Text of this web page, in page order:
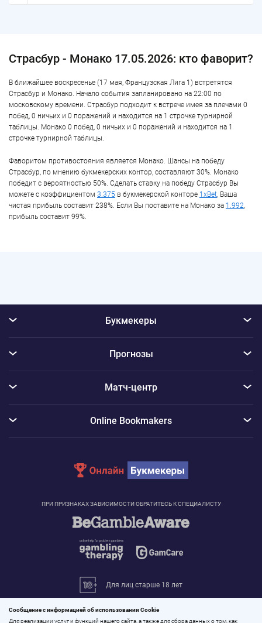
Страсбур - Монако 17.05.2026: кто фаворит?
В ближайшее воскресенье (17 мая, Французская Лига 1) встретятся
Страсбур и Монако. Начало события запланировано на 22:00 по
московскому времени. Страсбур подходит к встрече имея за плечами 0
побед, 0 ничьих и 0 поражений и находится на 1 строчке турнирной
таблицы. Монако 0 побед, 0 ничьих и 0 поражений и находится на 1
строчке турнирной таблицы.
Фаворитом противостояния является Монако. Шансы на победу
Страсбур, по мнению букмекерских контор, составляют 30%. Монако
победит с вероятностью 50%. Сделать ставку на победу Страсбур Вы
можете с коэффициентом 3.375 в букмекерской конторе 1xBet, Ваша
чистая прибыль составит 238%. Если Вы поставите на Монако за 1.992,
прибыль составит 99%.
ПРИ ПРИЗНАКАХ ЗАВИСИМОСТИ ОБРАТИТЕСЬ К СПЕЦИАЛИСТУ
Для лиц старше 18 лет
Букмекеры
Прогнозы
Матч-центр
Online Bookmakers
Сообщение с информацией об использовании Cookie
Для реализации услуг и функций нашего сайта, а также для сбора данных о том, как